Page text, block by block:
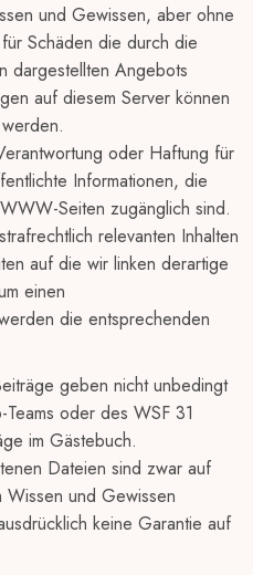
und Gewissen, aber ohne
Schäden die durch die
dargestellten Angebots
auf diesem Server können
oder Haftung für
Informationen, die
Seiten zugänglich sind.
relevanten Inhalten
auf die wir linken derartige
einen
die entsprechenden
geben nicht unbedingt
oder des WSF 31
im Gästebuch.
Dateien sind zwar auf
und Gewissen
keine Garantie auf